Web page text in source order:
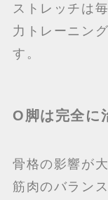
ストレッチは
力トレーニン
す。
O脚は完全に
骨格の影響が
筋肉のバラン